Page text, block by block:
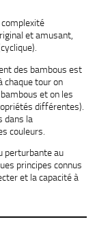
et amusant,
des bambous est
chaque tour on
et on les
différentes).
dans la
couleurs.
perturbante au
principes connus
et la capacité à